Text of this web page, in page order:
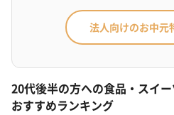
法人向けのお中元
20代後半の方への食品・スイ
おすすめランキング